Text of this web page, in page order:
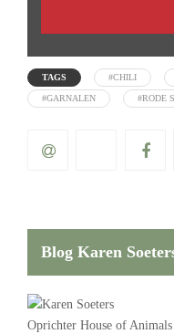
TAGS #CHILI
#GARNALEN #RODE
Blog Karen
Oprichter House of Animals